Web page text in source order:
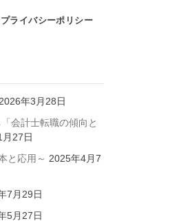
プライバシーポリシー
年3月28日
会計士転職の傾向と
27日
と応用～ 2025年4月7
7月29日
5月27日